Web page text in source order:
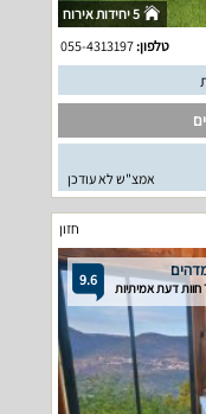
5 יחידות אירוח
טלפון:055-4313197
אמצ"ש לא עודכן
חזון
9.6